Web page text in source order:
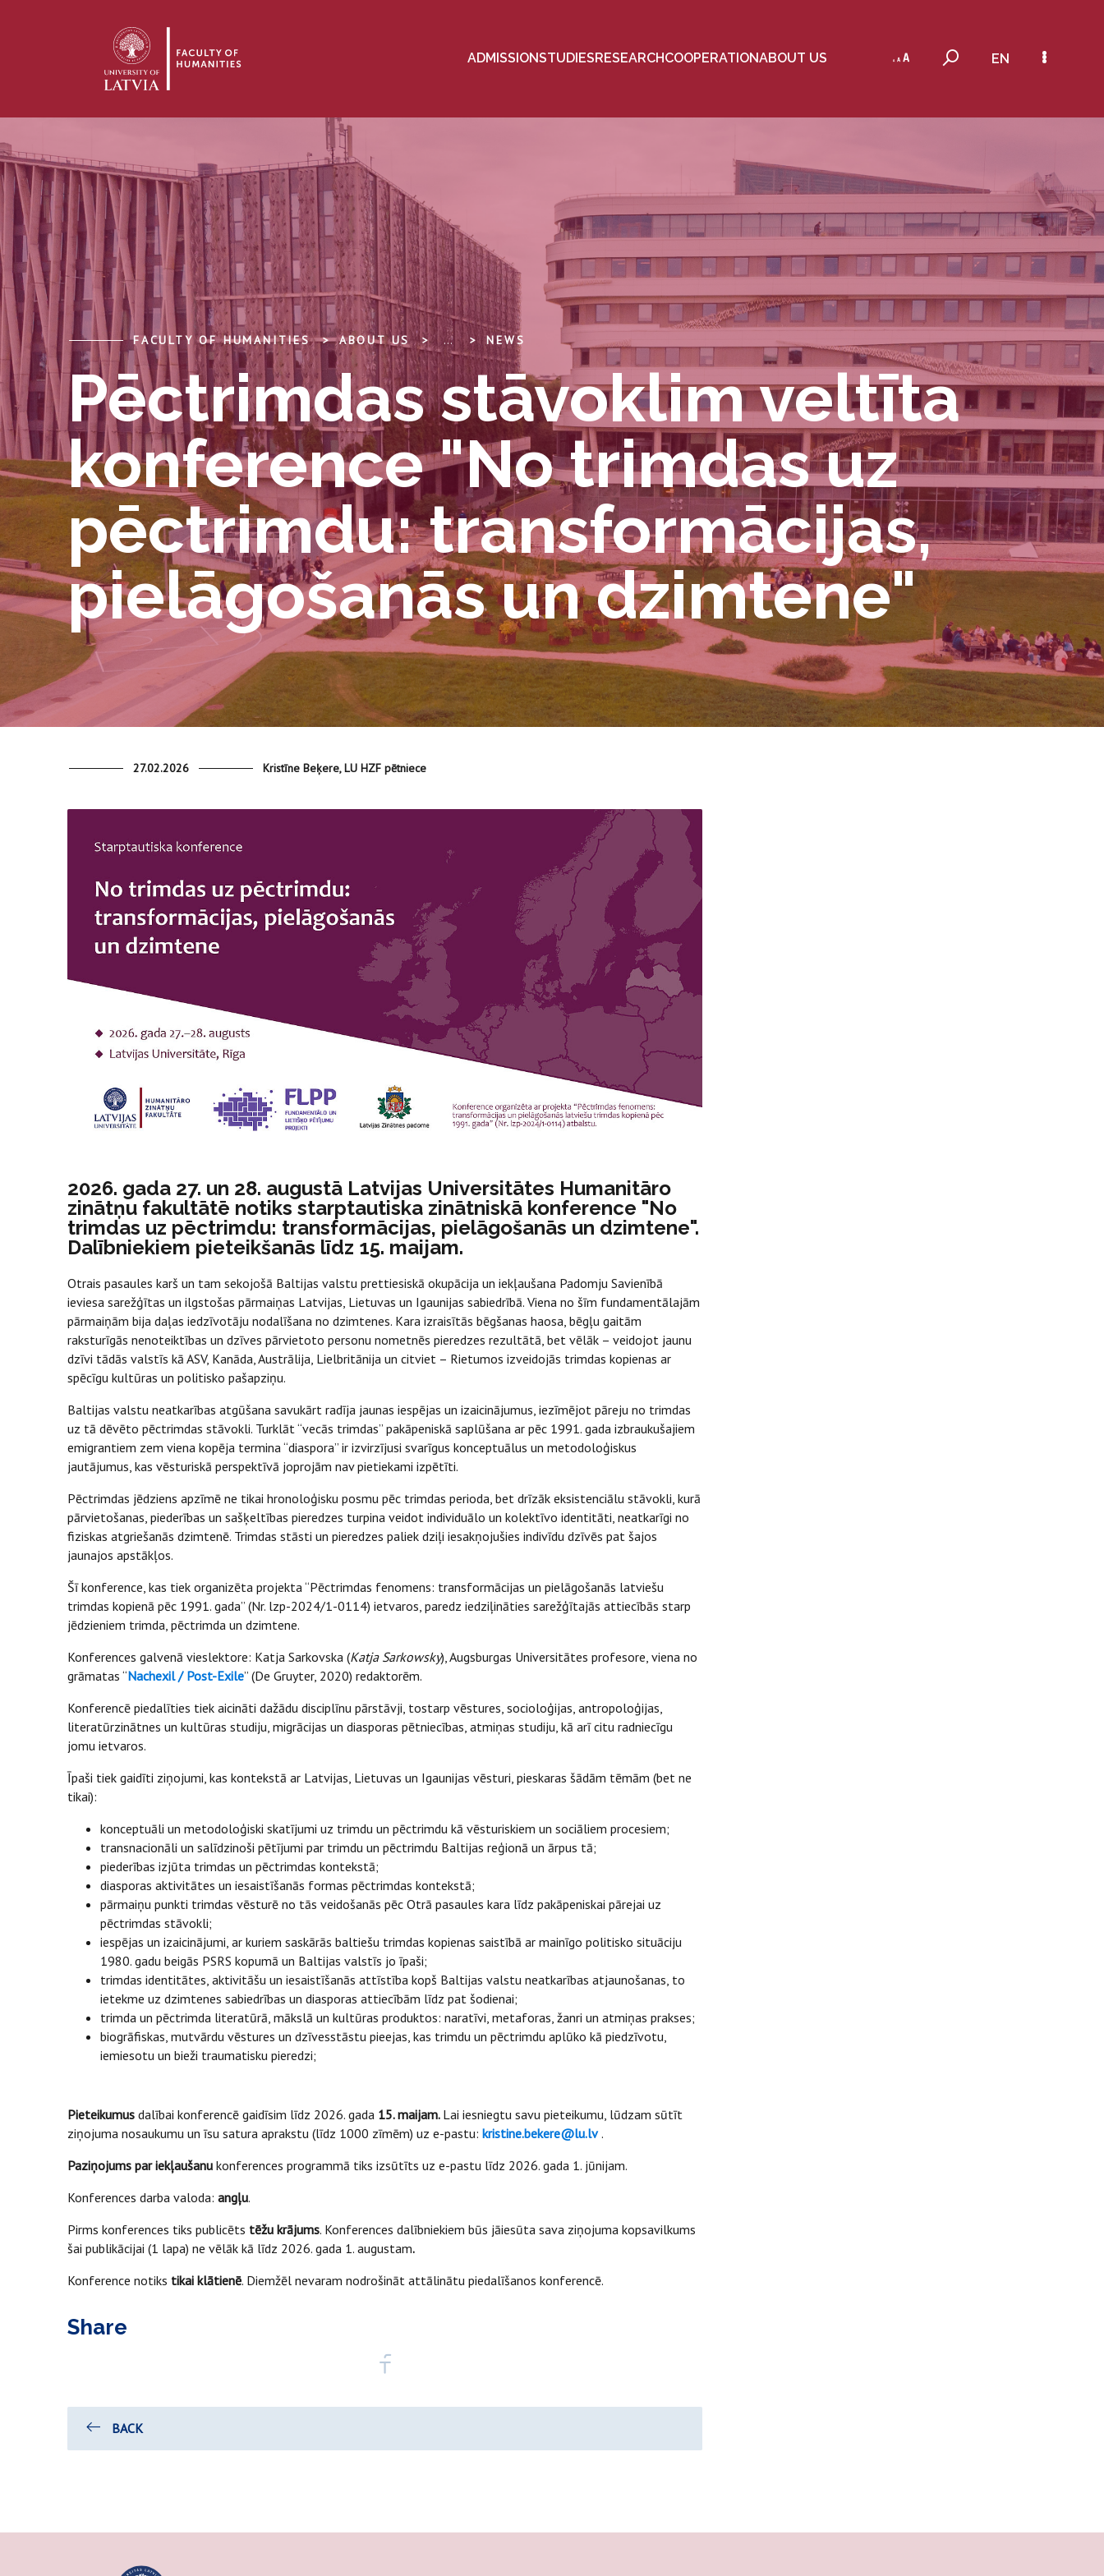
ADMISSIONSTUDIESRESEARCHCOOPERATIONABOUT US EN
FACULTY OF HUMANITIES ABOUT US ... NEWS
Pēctrimdas stāvoklim veltīta
konference "No trimdas uz
pēctrimdu: transformācijas,
pielāgošanās un dzimtene"
27.02.2026 Kristīne Beķere, LU HZF pētniece
2026. gada 27. un 28. augustā Latvijas Universitātes Humanitāro
zinātņu fakultātē notiks starptautiska zinātniskā konference "No
trimdas uz pēctrimdu: transformācijas, pielāgošanās un dzimtene".
Dalībniekiem pieteikšanās līdz 15. maijam.
Otrais pasaules karš un tam sekojošā Baltijas valstu prettiesiskā okupācija un iekļaušana Padomju Savienībā
ieviesa sarežģītas un ilgstošas pārmaiņas Latvijas, Lietuvas un Igaunijas sabiedrībā. Viena no šīm fundamentālajām
pārmaiņām bija daļas iedzīvotāju nodalīšana no dzimtenes. Kara izraisītās bēgšanas haosa, bēgļu gaitām
raksturīgās nenoteiktības un dzīves pārvietoto personu nometnēs pieredzes rezultātā, bet vēlāk – veidojot jaunu
dzīvi tādās valstīs kā ASV, Kanāda, Austrālija, Lielbritānija un citviet – Rietumos izveidojās trimdas kopienas ar
spēcīgu kultūras un politisko pašapziņu.
Baltijas valstu neatkarības atgūšana savukārt radīja jaunas iespējas un izaicinājumus, iezīmējot pāreju no trimdas
uz tā dēvēto pēctrimdas stāvokli. Turklāt “vecās trimdas” pakāpeniskā saplūšana ar pēc 1991. gada izbraukušajiem
emigrantiem zem viena kopēja termina “diaspora” ir izvirzījusi svarīgus konceptuālus un metodoloģiskus
jautājumus, kas vēsturiskā perspektīvā joprojām nav pietiekami izpētīti.
Pēctrimdas jēdziens apzīmē ne tikai hronoloģisku posmu pēc trimdas perioda, bet drīzāk eksistenciālu stāvokli, kurā
pārvietošanas, piederības un sašķeltības pieredzes turpina veidot individuālo un kolektīvo identitāti, neatkarīgi no
fiziskas atgriešanās dzimtenē. Trimdas stāsti un pieredzes paliek dziļi iesakņojušies indivīdu dzīvēs pat šajos
jaunajos apstākļos.
Šī konference, kas tiek organizēta projekta “Pēctrimdas fenomens: transformācijas un pielāgošanās latviešu
trimdas kopienā pēc 1991. gada” (Nr. lzp-2024/1-0114) ietvaros, paredz iedziļināties sarežģītajās attiecībās starp
jēdzieniem trimda, pēctrimda un dzimtene.
Konferences galvenā vieslektore: Katja Sarkovska (Katja Sarkowsky), Augsburgas Universitātes profesore, viena no
grāmatas “Nachexil / Post-Exile” (De Gruyter, 2020) redaktorēm.
Konferencē piedalīties tiek aicināti dažādu disciplīnu pārstāvji, tostarp vēstures, socioloģijas, antropoloģijas,
literatūrzinātnes un kultūras studiju, migrācijas un diasporas pētniecības, atmiņas studiju, kā arī citu radniecīgu
jomu ietvaros.
Īpaši tiek gaidīti ziņojumi, kas kontekstā ar Latvijas, Lietuvas un Igaunijas vēsturi, pieskaras šādām tēmām (bet ne
tikai):
konceptuāli un metodoloģiski skatījumi uz trimdu un pēctrimdu kā vēsturiskiem un sociāliem procesiem;
transnacionāli un salīdzinoši pētījumi par trimdu un pēctrimdu Baltijas reģionā un ārpus tā;
piederības izjūta trimdas un pēctrimdas kontekstā;
diasporas aktivitātes un iesaistīšanās formas pēctrimdas kontekstā;
pārmaiņu punkti trimdas vēsturē no tās veidošanās pēc Otrā pasaules kara līdz pakāpeniskai pārejai uz
pēctrimdas stāvokli;
iespējas un izaicinājumi, ar kuriem saskārās baltiešu trimdas kopienas saistībā ar mainīgo politisko situāciju
1980. gadu beigās PSRS kopumā un Baltijas valstīs jo īpaši;
trimdas identitātes, aktivitāšu un iesaistīšanās attīstība kopš Baltijas valstu neatkarības atjaunošanas, to
ietekme uz dzimtenes sabiedrības un diasporas attiecībām līdz pat šodienai;
trimda un pēctrimda literatūrā, mākslā un kultūras produktos: naratīvi, metaforas, žanri un atmiņas prakses;
biogrāfiskas, mutvārdu vēstures un dzīvesstāstu pieejas, kas trimdu un pēctrimdu aplūko kā piedzīvotu,
iemiesotu un bieži traumatisku pieredzi;
Pieteikumus dalībai konferencē gaidīsim līdz 2026. gada 15. maijam. Lai iesniegtu savu pieteikumu, lūdzam sūtīt
ziņojuma nosaukumu un īsu satura aprakstu (līdz 1000 zīmēm) uz e-pastu: kristine.bekere@lu.lv.
Paziņojums par iekļaušanu konferences programmā tiks izsūtīts uz e-pastu līdz 2026. gada 1. jūnijam.
Konferences darba valoda: angļu.
Pirms konferences tiks publicēts tēžu krājums. Konferences dalībniekiem būs jāiesūta sava ziņojuma kopsavilkums
šai publikācijai (1 lapa) ne vēlāk kā līdz 2026. gada 1. augustam.
Konference notiks tikai klātienē. Diemžēl nevaram nodrošināt attālinātu piedalīšanos konferencē.
Share
BACK